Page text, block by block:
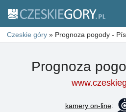
Czeskie góry » Prognoza pogody -
Prognoza
kamery on-line: